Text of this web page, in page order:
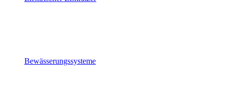
Bewässerungssysteme